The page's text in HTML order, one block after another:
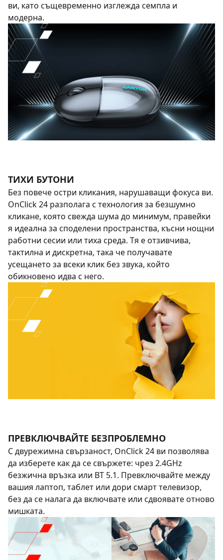
ви, като същевременно изглежда семпла и
модерна.
ТИХИ БУТОНИ
Без повече остри кликания, нарушаващи фокуса ви.
OnClick 24 разполага с технология за безшумно
кликане, която свежда шума до минимум, правейки
я идеална за споделени пространства, късни нощни
работни сесии или тиха среда. Тя е отзивчива,
тактилна и дискретна, така че получавате
усещането за всеки клик без звука, който
обикновено идва с него.
ПРЕВКЛЮЧВАЙТЕ БЕЗПРОБЛЕМНО
С двурежимна свързаност, OnClick 24 ви позволява
да изберете как да се свържете: чрез 2.4GHz
безжична връзка или BT 5.1. Превключвайте между
вашия лаптоп, таблет или дори смарт телевизор,
без да се налага да включвате или сдвоявате отново
мишката.